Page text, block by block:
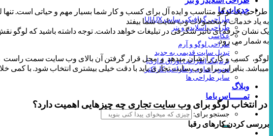
خدمات ما
طراحی گرافیکی سایت UI.UX
طراحی اسلایدر و بنر
عکاسی
طراحی لوگو و آرم
تبدیل سایت قدیمی به جدید
برندینگ (طراحی اوراق اداری)
تصویر سازی و طراحی کاراکتر
سایر طراحی ها
وبلاگ
تمـــــاس باما
جستجو برای:
طراحی یک لوگو متناسب و ایده آل برای کسب و کار شما بسیار مهم و حیاتی است. تنها
به یاد خدمات و محصولات وب سایت شما بیفتد
یک نشان حرفه ای تاثیر شگرفی در تبلیغات خواهد داشت. توجه داشته باشید که
به شمار می رود.
لوگو، کسب و کار را نشان میدهد و محل قرار گرفتن آن بالای وب سایت سمت راست
میباشد. بنابراین برای وب سایت تجاری باید با دقت خیلی بیشتری انتخاب شود. با کمی
در انتخاب لوگو برای وب سایت تجاری چه چیزهایی اهمیت دارد؟
بررسی کردن کارهای رقبا